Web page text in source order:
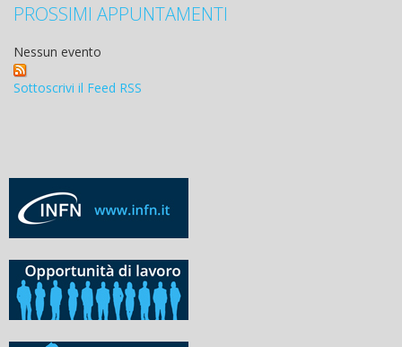
PROSSIMI APPUNTAMENTI
Nessun evento
Sottoscrivi il Feed RSS